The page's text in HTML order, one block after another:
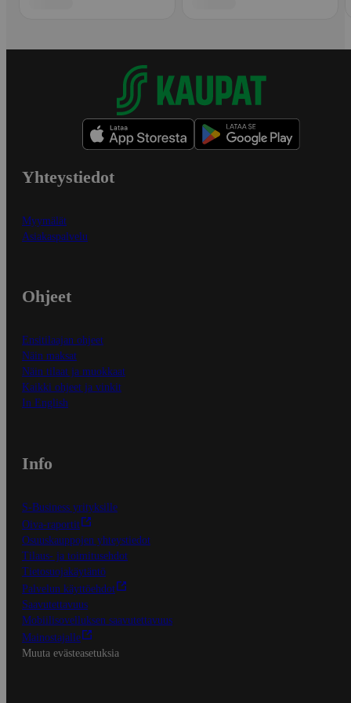
Yhteystiedot
Myymälät
Asiakaspalvelu
Ohjeet
Ensitilaajan ohjeet
Näin maksat
Näin tilaat ja muokkaat
Kaikki ohjeet ja vinkit
In English
Info
S-Business yrityksille
Oiva-raportit
Osuuskauppojen yhteystiedot
Tilaus- ja toimitusehdot
Tietosuojakäytäntö
Palvelun käyttöehdot
Saavutettavuus
Mobiilisovelluksen saavutettavuus
Mainostajalle
Muuta evästeasetuksia